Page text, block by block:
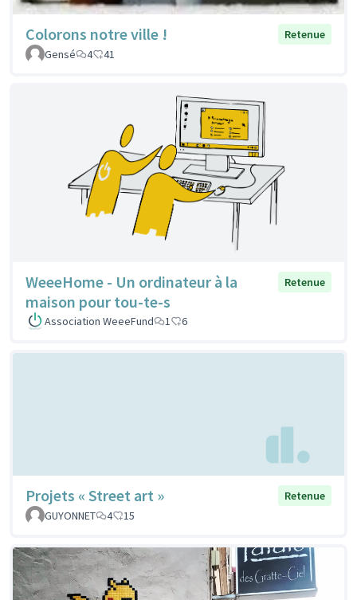
Colorons notre ville !
Retenue
Gensé
4 41
WeeeHome - Un ordinateur à la
maison pour tou-te-s
Retenue
Association WeeeFund 1 6
Projets « Street art »
Retenue
GUYONNET
4 15